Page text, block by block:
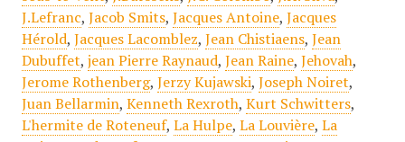
J.Lefranc, Jacob Smits, Jacques Antoine, Jacques
Hérold, Jacques Lacomblez, Jean Chistiaens, Jean
Dubuffet, jean Pierre Raynaud, Jean Raine, Jehovah,
Jerome Rothenberg, Jerzy Kujawski, Joseph Noiret,
Juan Bellarmin, Kenneth Rexroth, Kurt Schwitters,
L'hermite de Roteneuf, La Hulpe, La Louvière, La